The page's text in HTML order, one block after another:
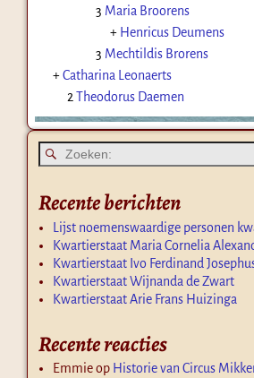
3 Maria Broorens
+ Henricus Deumens
3 Mechtildis Brorens
+Catharina Leonaerts
2 Theodorus Daemen
Recente berichten
Lijst noemenswaardige personen
Kwartierstaat Maria Cornelia
Kwartierstaat Ivo Ferdinand
Kwartierstaat Wijnanda de Zwart
Kwartierstaat Arie Frans Huizinga
Recente reacties
Emmieop Historie van Circus